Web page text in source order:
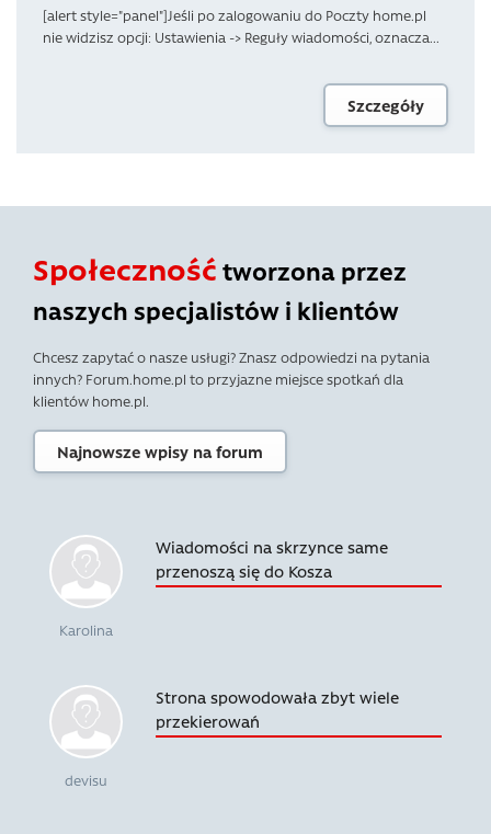
[alert style="panel"]Jeśli po zalogowaniu do Poczty home.pl
nie widzisz opcji: Ustawienia -> Reguły wiadomości, oznacza...
Szczegóły
Społeczność tworzona przez
naszych specjalistów i klientów
Chcesz zapytać o nasze usługi? Znasz odpowiedzi na pytania
innych? Forum.home.pl to przyjazne miejsce spotkań dla
klientów home.pl.
Najnowsze wpisy na forum
Karolina
Wiadomości na skrzynce same
przenoszą się do Kosza
devisu
Strona spowodowała zbyt wiele
przekierowań